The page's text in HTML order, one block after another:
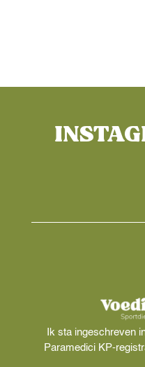
Ik sta ingeschreven
Paramedici KP-